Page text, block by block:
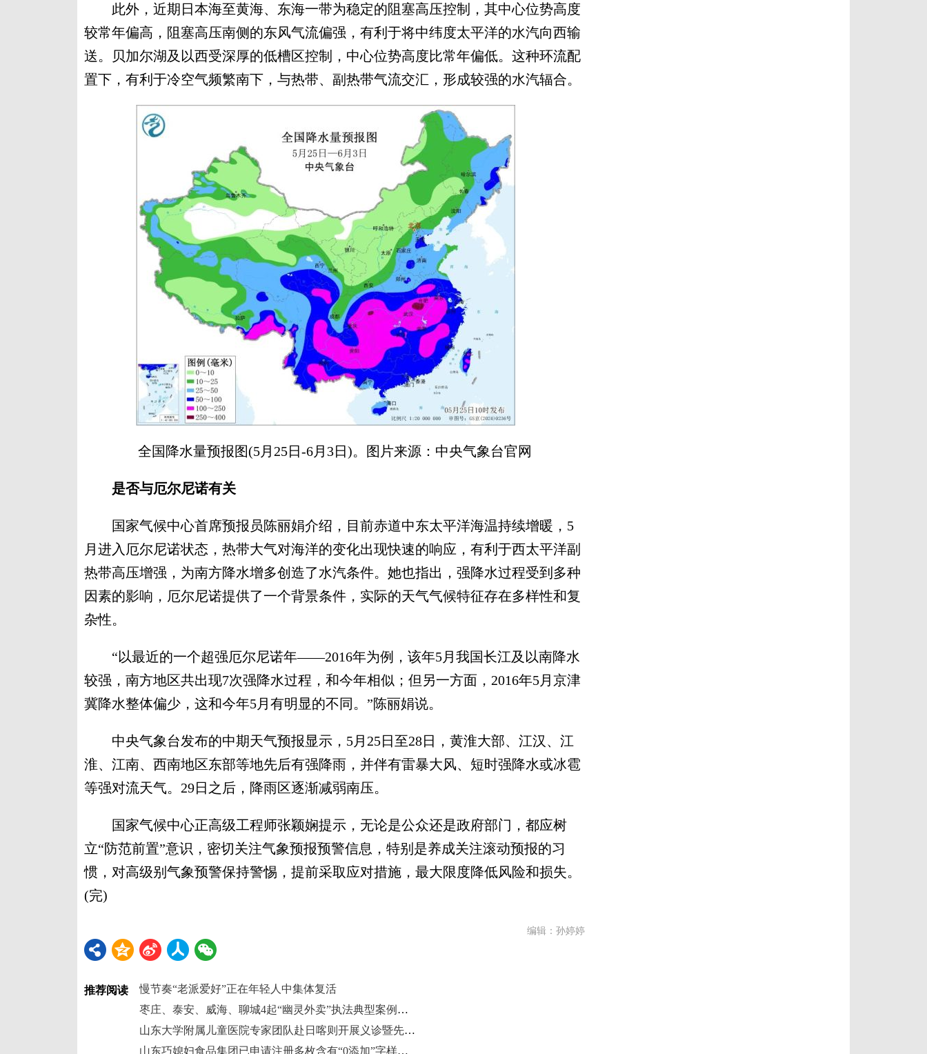
此外，近期日本海至黄海、东海一带为稳定的阻塞高压控制，其中心位势高度
较常年偏高，阻塞高压南侧的东风气流偏强，有利于将中纬度太平洋的水汽向西输
送。贝加尔湖及以西受深厚的低槽区控制，中心位势高度比常年偏低。这种环流配
置下，有利于冷空气频繁南下，与热带、副热带气流交汇，形成较强的水汽辐合。
全国降水量预报图(5月25日-6月3日)。图片来源：中央气象台官网
是否与厄尔尼诺有关
国家气候中心首席预报员陈丽娟介绍，目前赤道中东太平洋海温持续增暖，5
月进入厄尔尼诺状态，热带大气对海洋的变化出现快速的响应，有利于西太平洋副
热带高压增强，为南方降水增多创造了水汽条件。她也指出，强降水过程受到多种
因素的影响，厄尔尼诺提供了一个背景条件，实际的天气气候特征存在多样性和复
杂性。
“以最近的一个超强厄尔尼诺年——2016年为例，该年5月我国长江及以南降水
较强，南方地区共出现7次强降水过程，和今年相似；但另一方面，2016年5月京津
冀降水整体偏少，这和今年5月有明显的不同。”陈丽娟说。
中央气象台发布的中期天气预报显示，5月25日至28日，黄淮大部、江汉、江
淮、江南、西南地区东部等地先后有强降雨，并伴有雷暴大风、短时强降水或冰雹
等强对流天气。29日之后，降雨区逐渐减弱南压。
国家气候中心正高级工程师张颖娴提示，无论是公众还是政府部门，都应树
立“防范前置”意识，密切关注气象预报预警信息，特别是养成关注滚动预报的习
惯，对高级别气象预警保持警惕，提前采取应对措施，最大限度降低风险和损失。
(完)
编辑：孙婷婷
推荐阅读
慢节奏“老派爱好”正在年轻人中集体复活
枣庄、泰安、威海、聊城4起“幽灵外卖”执法典型案例被通报
山东大学附属儿童医院专家团队赴日喀则开展义诊暨先心病筛查活动
山东巧媳妇食品集团已申请注册多枚含有“0添加”字样的商标